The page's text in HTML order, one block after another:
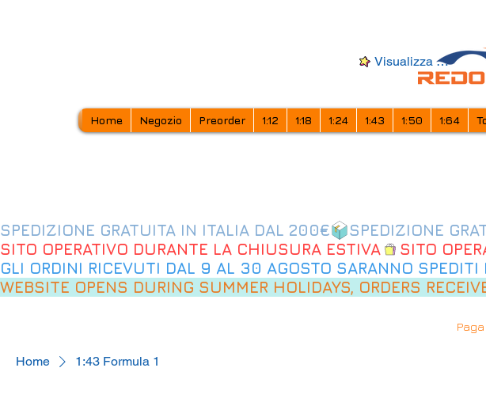
Visualizza punti
Home Negozio Preorder 1:12 1:18 1:24 1:43 1:50 1:64
SPEDIZIONE GRATUITA IN ITALIA DAL 200€
SITO OPERATIVO DURANTE LA CHIUSURA ESTIVA
GLI ORDINI RICEVUTI DAL 9 AL 30 AGOSTO SARANNO SPEDITI
WEBSITE OPENS DURING SUMMER HOLIDAYS, ORDERS
Home 1:43 Formula 1